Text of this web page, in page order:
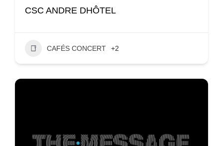
CSC ANDRE DHÔTEL
CAFÉS CONCERT +2